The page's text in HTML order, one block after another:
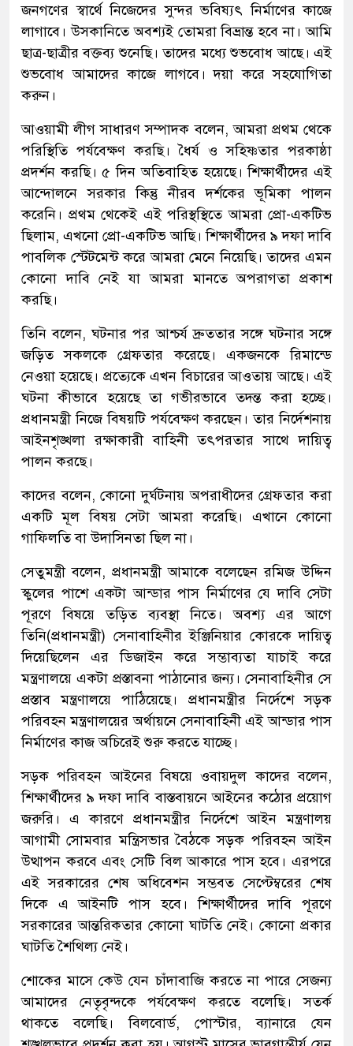
জনগণের স্বার্থে নিজেদের সুন্দর ভবিষ্যৎ নির্মাণের কাজে
লাগাবে। উসকানিতে অবশ্যই তোমরা বিভ্রান্ত হবে না। আমি
ছাত্র-ছাত্রীর বক্তব্য শুনেছি। তাদের মধ্যে শুভবোধ আছে। এই
শুভবোধ আমাদের কাজে লাগবে। দয়া করে সহযোগিতা
করুন।
আওয়ামী লীগ সাধারণ সম্পাদক বলেন, আমরা প্রথম থেকে
পরিস্থিতি পর্যবেক্ষণ করছি। ধৈর্য ও সহিষ্ণতার পরকাষ্ঠা
প্রদর্শন করছি। ৫ দিন অতিবাহিত হয়েছে। শিক্ষার্থীদের এই
আন্দোলনে সরকার কিন্তু নীরব দর্শকের ভূমিকা পালন
করেনি। প্রথম থেকেই এই পরিস্থস্থিতে আমরা প্রো-একটিভ
ছিলাম, এখনো প্রো-একটিভ আছি। শিক্ষার্থীদের ৯ দফা দাবি
পাবলিক স্টেটমেন্ট করে আমরা মেনে নিয়েছি। তাদের এমন
কোনো দাবি নেই যা আমরা মানতে অপরাগতা প্রকাশ
করছি।
তিনি বলেন, ঘটনার পর আশ্চর্য দ্রুততার সঙ্গে ঘটনার সঙ্গে
জড়িত সকলকে গ্রেফতার করেছে। একজনকে রিমান্ডে
নেওয়া হয়েছে। প্রত্যেকে এখন বিচারের আওতায় আছে। এই
ঘটনা কীভাবে হয়েছে তা গভীরভাবে তদন্ত করা হচ্ছে।
প্রধানমন্ত্রী নিজে বিষয়টি পর্যবেক্ষণ করছেন। তার নির্দেশনায়
আইনশৃঙ্খলা রক্ষাকারী বাহিনী তৎপরতার সাথে দায়িত্ব
পালন করছে।
কাদের বলেন, কোনো দুর্ঘটনায় অপরাধীদের গ্রেফতার করা
একটি মূল বিষয় সেটা আমরা করেছি। এখানে কোনো
গাফিলতি বা উদাসিনতা ছিল না।
সেতুমন্ত্রী বলেন, প্রধানমন্ত্রী আমাকে বলেছেন রমিজ উদ্দিন
স্কুলের পাশে একটা আন্ডার পাস নির্মাণের যে দাবি সেটা
পূরণে বিষয়ে তড়িত ব্যবস্থা নিতে। অবশ্য এর আগে
তিনি(প্রধানমন্ত্রী) সেনাবাহিনীর ইঞ্জিনিয়ার কোরকে দায়িত্ব
দিয়েছিলেন এর ডিজাইন করে সম্ভাব্যতা যাচাই করে
মন্ত্রণালয়ে একটা প্রস্তাবনা পাঠানোর জন্য। সেনাবাহিনীর সে
প্রস্তাব মন্ত্রণালয়ে পাঠিয়েছে। প্রধানমন্ত্রীর নির্দেশে সড়ক
পরিবহন মন্ত্রণালয়ের অর্থায়নে সেনাবাহিনী এই আন্ডার পাস
নির্মাণের কাজ অচিরেই শুরু করতে যাচ্ছে।
সড়ক পরিবহন আইনের বিষয়ে ওবায়দুল কাদের বলেন,
শিক্ষার্থীদের ৯ দফা দাবি বাস্তবায়নে আইনের কঠোর প্রয়োগ
জরুরি। এ কারণে প্রধানমন্ত্রীর নির্দেশে আইন মন্ত্রণালয়
আগামী সোমবার মন্ত্রিসভার বৈঠকে সড়ক পরিবহন আইন
উত্থাপন করবে এবং সেটি বিল আকারে পাস হবে। এরপরে
এই সরকারের শেষ অধিবেশন সম্ভবত সেপ্টেম্বরের শেষ
দিকে এ আইনটি পাস হবে। শিক্ষার্থীদের দাবি পূরণে
সরকারের আন্তরিকতার কোনো ঘাটতি নেই। কোনো প্রকার
ঘাটতি শৈথিল্য নেই।
শোকের মাসে কেউ যেন চাঁদাবাজি করতে না পারে সেজন্য
আমাদের নেতৃবৃন্দকে পর্যবেক্ষণ করতে বলেছি। সতর্ক
থাকতে বলেছি। বিলবোর্ড, পোস্টার, ব্যানারে যেন